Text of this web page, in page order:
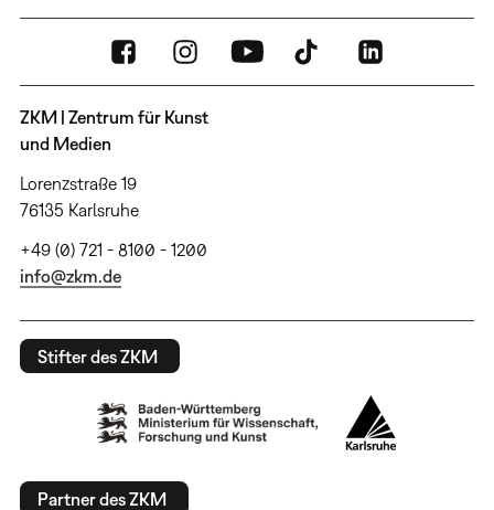
ZKM | Zentrum für Kunst
und Medien
Lorenzstraße 19
76135 Karlsruhe
+49 (0) 721 - 8100 - 1200
info@zkm.de
Stifter des ZKM
Partner des ZKM